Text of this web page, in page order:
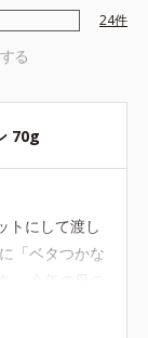
24件
る
70g
トにして渡し
「ベタつかな